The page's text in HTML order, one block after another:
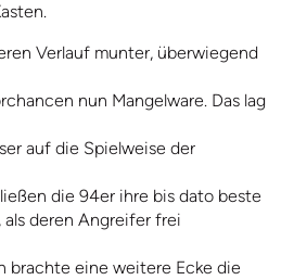
Verlauf munter, überwiegend
nun Mangelware. Das lag
auf die Spielweise der
die 94er ihre bis dato beste
deren Angreifer frei
brachte eine weitere Ecke die